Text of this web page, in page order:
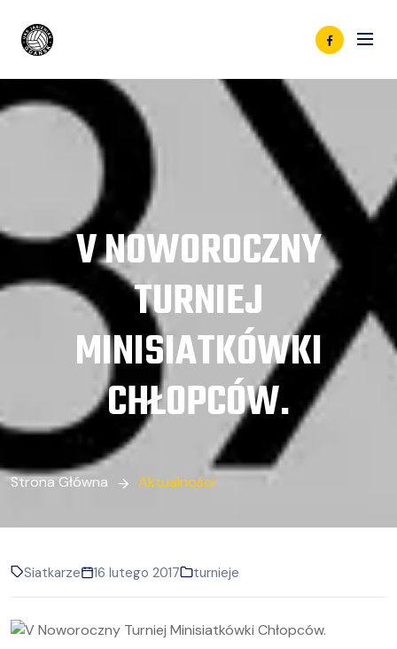
V NOWOROCZNY
TURNIEJ
MINISIATKÓWKI
CHŁOPCÓW.
Strona Główna Aktualności
Siatkarze 16 lutego 2017 turnieje